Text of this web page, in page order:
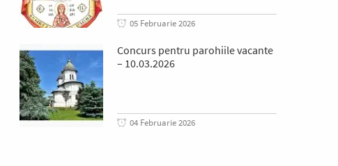
05 Februarie 2026
Concurs pentru parohiile vacante
– 10.03.2026
04 Februarie 2026